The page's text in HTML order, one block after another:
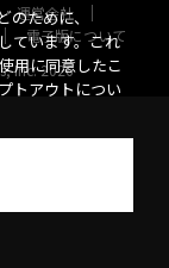
運営会社
電子版について
Inc. 2026
のために、
ています。これ
用に同意したこ
トアウトについ